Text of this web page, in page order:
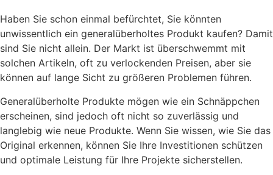
Haben Sie schon einmal befürchtet, Sie könnten
unwissentlich ein generalüberholtes Produkt kaufen? Damit
sind Sie nicht allein. Der Markt ist überschwemmt mit
solchen Artikeln, oft zu verlockenden Preisen, aber sie
können auf lange Sicht zu größeren Problemen führen.
Generalüberholte Produkte mögen wie ein Schnäppchen
erscheinen, sind jedoch oft nicht so zuverlässig und
langlebig wie neue Produkte. Wenn Sie wissen, wie Sie das
Original erkennen, können Sie Ihre Investitionen schützen
und optimale Leistung für Ihre Projekte sicherstellen.